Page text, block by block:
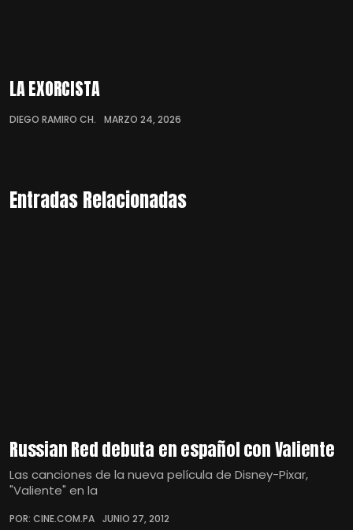
LA EXORCISTA
DIEGO RAMIRO CH. MARZO 24, 2026
Entradas Relacionadas
Russian Red debuta en español con Valiente
Las canciones de la nueva película de Disney-Pixar,
"Valiente" en la
POR: CINE.COM.PA JUNIO 27, 2012